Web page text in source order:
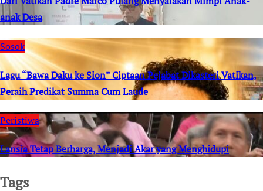
anak Desa
Sosok
Lagu “Bawa Daku ke Sion” Ciptaan Pejabat Dikasteri Vatikan,
Peraih Predikat Summa Cum Laude
Peristiwa
Lansia Tetap Berharga, Menjadi Akar yang Menghidupi
Tags